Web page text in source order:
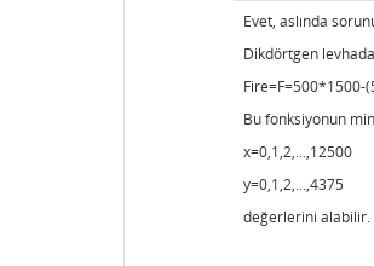
Evet, aslında
Dikdörtgen
Fire=F=500*1500-
Bu fonksiyonun
x=0,1,2,...,12500
y=0,1,2,...,4375
değerlerini alabilir.